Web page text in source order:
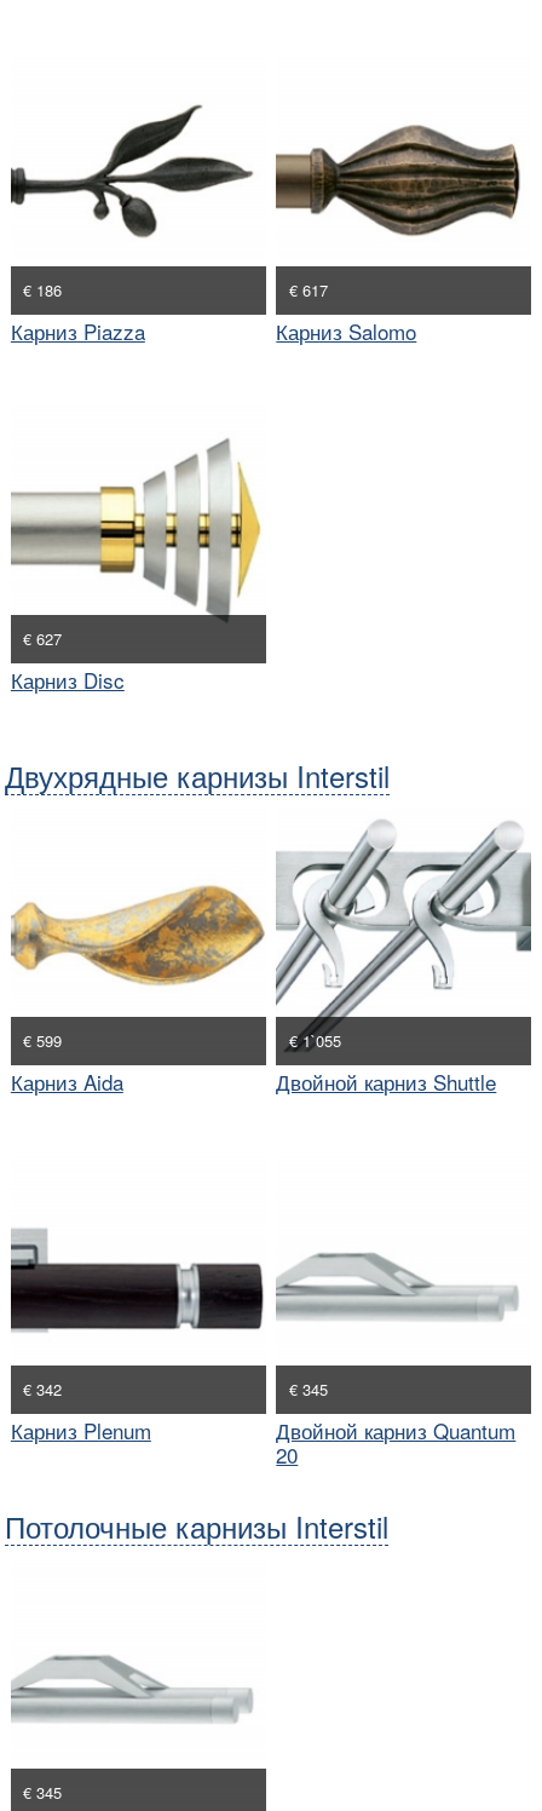
€ 186
Карниз Piazza
€ 617
Карниз Salomo
€ 627
Карниз Disc
Двухрядные карнизы Interstil
€ 599
Карниз Aida
€ 1`055
Двойной карниз Shuttle
€ 342
Карниз Plenum
€ 345
Двойной карниз Quantum
20
Потолочные карнизы Interstil
€ 345